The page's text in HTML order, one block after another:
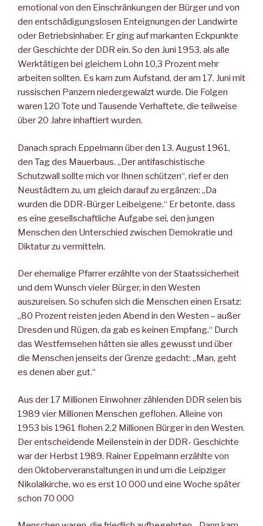
emotional von den Einschränkungen der Bürger und von
den entschädigungslosen Enteignungen der Landwirte
oder Betriebsinhaber. Er ging auf markanten Eckpunkte
der Geschichte der DDR ein. So den Juni 1953, als alle
Werktätigen bei gleichem Lohn 10,3 Prozent mehr
arbeiten sollten. Es kam zum Aufstand, der am 17. Juni mit
russischen Panzern niedergewalzt wurde. Die Folgen
waren 120 Tote und Tausende Verhaftete, die teilweise
über 20 Jahre inhaftiert wurden.
Danach sprach Eppelmann über den 13. August 1961,
den Tag des Mauerbaus. „Der antifaschistische
Schutzwall sollte mich vor Ihnen schützen“, rief er den
Neustädtern zu, um gleich darauf zu ergänzen: „Da
wurden die DDR-Bürger Leibeigene.“ Er betonte, dass
es eine gesellschaftliche Aufgabe sei, den jungen
Menschen den Unterschied zwischen Demokratie und
Diktatur zu vermitteln.
Der ehemalige Pfarrer erzählte von der Staatssicherheit
und dem Wunsch vieler Bürger, in den Westen
auszureisen. So schufen sich die Menschen einen Ersatz:
„80 Prozent reisten jeden Abend in den Westen – außer
Dresden und Rügen, da gab es keinen Empfang.“ Durch
das Westfernsehen hätten sie alles gewusst und über
die Menschen jenseits der Grenze gedacht: „Man, geht
es denen aber gut.“
Aus der 17 Millionen Einwohner zählenden DDR seien bis
1989 vier Millionen Menschen geflohen. Alleine von
1953 bis 1961 flohen 2,2 Millionen Bürger in den Westen.
Der entscheidende Meilenstein in der DDR- Geschichte
war der Herbst 1989. Rainer Eppelmann erzählte von
den Oktoberveranstaltungen in und um die Leipziger
Nikolaikirche, wo es erst 10 000 und eine Woche später
schon 70 000